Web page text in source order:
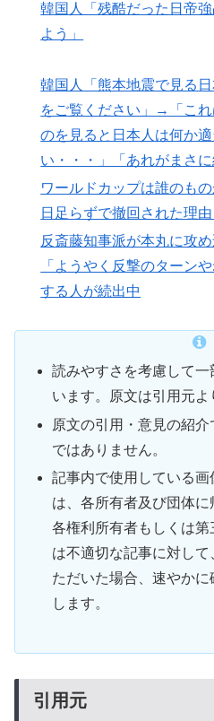
韓国人「残酷だった日帝
よう」
韓国人「熊本地震で見る
をご覧ください」→「こ
のを見ると日本人は何か
い・・・」「あれがまさに
ワールドカップは誰のも
日足らずで撤回された理
反斎藤知事派が本丸に攻
「ようやく反撃のターン
する人が続出中
読みやすさを考慮して
います。原文は引用元よ
原文の引用・意見の紹
ではありません。
記事内で使用している画
は、各所有者及び団体に
各権利所有者もしくは第
は不適切な記事に対し
ただいた場合、速やか
します。
引用元